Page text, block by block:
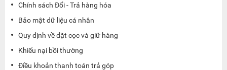
Chính sách Đổi - Trả hàng hóa
Bảo mật dữ liệu cá nhân
Quy định về đặt cọc và giữ hàng
Khiếu nại bồi thường
Điều khoản thanh toán trả góp